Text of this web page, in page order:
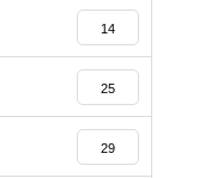
14
25
29